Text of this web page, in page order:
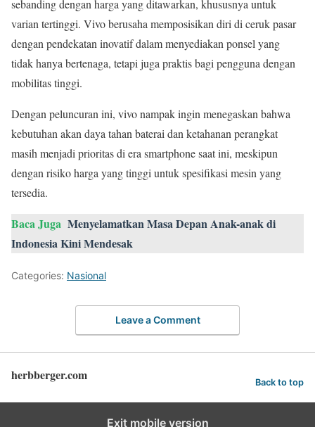
sebanding dengan harga yang ditawarkan, khususnya untuk
varian tertinggi. Vivo berusaha memposisikan diri di ceruk pasar
dengan pendekatan inovatif dalam menyediakan ponsel yang
tidak hanya bertenaga, tetapi juga praktis bagi pengguna dengan
mobilitas tinggi.
Dengan peluncuran ini, vivo nampak ingin menegaskan bahwa
kebutuhan akan daya tahan baterai dan ketahanan perangkat
masih menjadi prioritas di era smartphone saat ini, meskipun
dengan risiko harga yang tinggi untuk spesifikasi mesin yang
tersedia.
Baca Juga Menyelamatkan Masa Depan Anak-anak di
Indonesia Kini Mendesak
Categories: Nasional
Leave a Comment
herbberger.com Back to top
Exit mobile version